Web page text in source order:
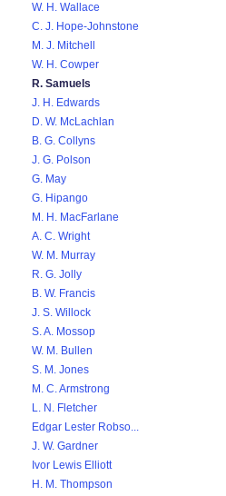
W. H. Wallace
C. J. Hope-Johnstone
M. J. Mitchell
W. H. Cowper
R. Samuels
J. H. Edwards
D. W. McLachlan
B. G. Collyns
J. G. Polson
G. May
G. Hipango
M. H. MacFarlane
A. C. Wright
W. M. Murray
R. G. Jolly
B. W. Francis
J. S. Willock
S. A. Mossop
W. M. Bullen
S. M. Jones
M. C. Armstrong
L. N. Fletcher
Edgar Lester Robso...
J. W. Gardner
Ivor Lewis Elliott
H. M. Thompson